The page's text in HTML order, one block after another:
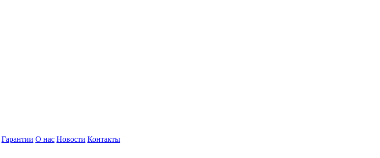
Гарантии О нас Новости Контакты